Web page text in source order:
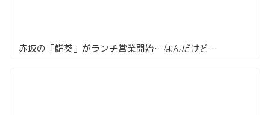
赤坂の「鮨葵」がランチ営業開始…なんだけど…